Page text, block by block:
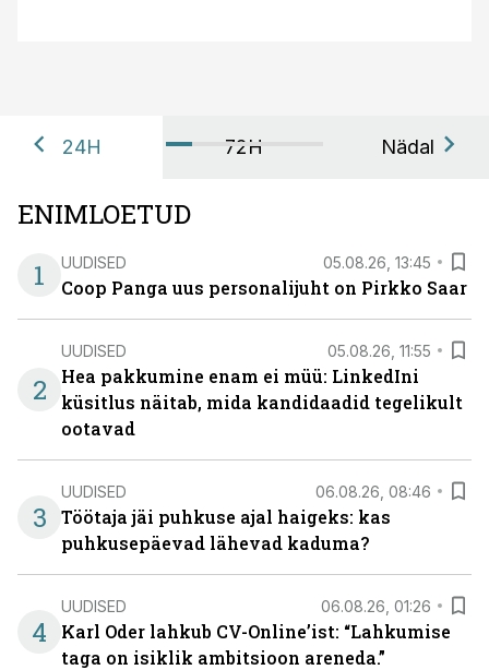
24H 72H Nädal
ENIMLOETUD
1
UUDISED 05.08.26, 13:45
Coop Panga uus personalijuht on Pirkko Saar
2
UUDISED 05.08.26, 11:55
Hea pakkumine enam ei müü: LinkedIni
küsitlus näitab, mida kandidaadid tegelikult
ootavad
3
UUDISED 06.08.26, 08:46
Töötaja jäi puhkuse ajal haigeks: kas
puhkusepäevad lähevad kaduma?
4
UUDISED 06.08.26, 01:26
Karl Oder lahkub CV-Online’ist: “Lahkumise
taga on isiklik ambitsioon areneda.”